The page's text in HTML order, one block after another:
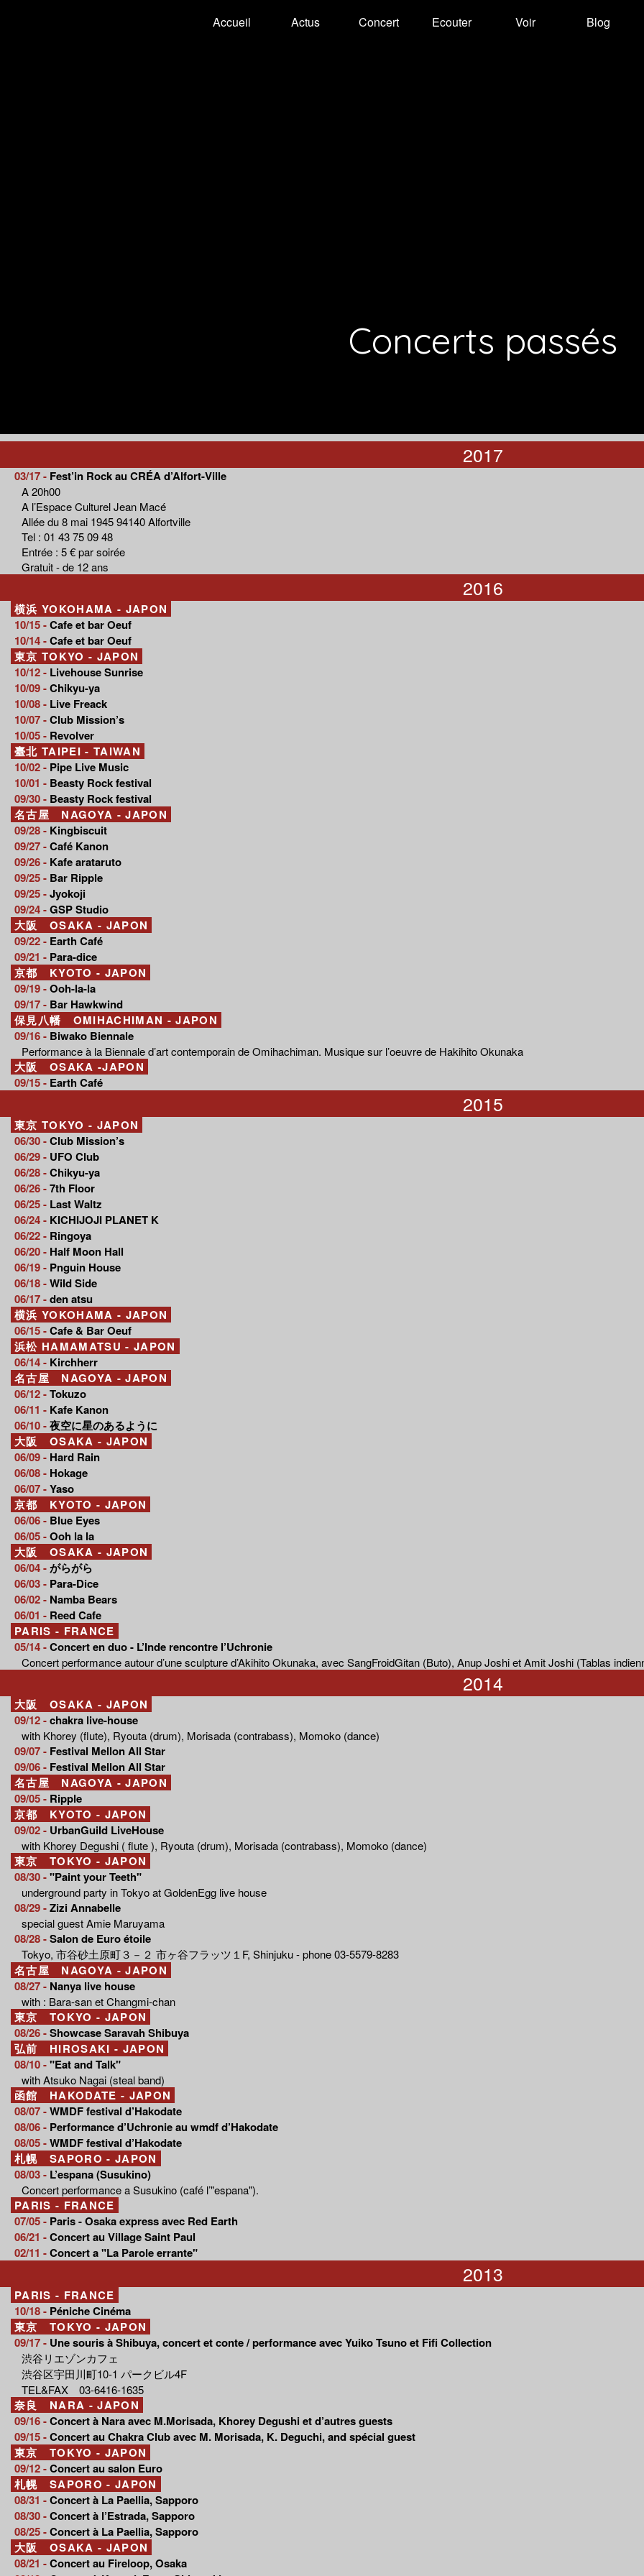
Accueil Actus Concert Ecouter Voir Blog
Concerts passés
2017
03/17 - Fest’in Rock au CRÉA d’Alfort-Ville
A 20h00
A l’Espace Culturel Jean Macé
Allée du 8 mai 1945 94140 Alfortville
Tel : 01 43 75 09 48
Entrée : 5 € par soirée
Gratuit - de 12 ans
2016
横浜 YOKOHAMA - JAPON
10/15 -Cafe et bar Oeuf
10/14 -Cafe et bar Oeuf
東京 TOKYO - JAPON
10/12 - Livehouse Sunrise
10/09 -Chikyu-ya
10/08 - Live Freack
10/07 -Club Mission’s
10/05 - Revolver
臺北 TAIPEI - TAIWAN
10/02 - Pipe Live Music
10/01 - Beasty Rock festival
09/30 - Beasty Rock festival
名古屋 NAGOYA - JAPON
09/28 - Kingbiscuit
09/27 -Café Kanon
09/26 - Kafe arataruto
09/25 - Bar Ripple
09/25 -Jyokoji
09/24 -GSP Studio
大阪 OSAKA - JAPON
09/22 - Earth Café
09/21 - Para-dice
京都 KYOTO - JAPON
09/19 -Ooh-la-la
09/17 - Bar Hawkwind
保見八幡 OMIHACHIMAN - JAPON
09/16 - Biwako Biennale
Performance à la Biennale d’art contemporain de Omihachiman. Musique sur l’oeuvre de Hakihito Okunaka
大阪 OSAKA -JAPON
09/15 - Earth Café
2015
東京 TOKYO - JAPON
06/30 -Club Mission’s
06/29 - UFO Club
06/28 -Chikyu-ya
06/26 -7th Floor
06/25 - Last Waltz
06/24 - KICHIJOJI PLANET K
06/22 - Ringoya
06/20 - Half Moon Hall
06/19 - Pnguin House
06/18 -Wild Side
06/17 -den atsu
横浜 YOKOHAMA - JAPON
06/15 -Cafe & Bar Oeuf
浜松 HAMAMATSU - JAPON
06/14 - Kirchherr
名古屋 NAGOYA - JAPON
06/12 -Tokuzo
06/11 - Kafe Kanon
06/10 -夜空に星のあるように
大阪 OSAKA - JAPON
06/09 - Hard Rain
06/08 - Hokage
06/07 -Yaso
京都 KYOTO - JAPON
06/06 - Blue Eyes
06/05 -Ooh la la
大阪 OSAKA - JAPON
06/04 -がらがら
06/03 - Para-Dice
06/02 - Namba Bears
06/01 - Reed Cafe
PARIS - FRANCE
05/14 -Concert en duo - L’Inde rencontre l’Uchronie
Concert performance autour d’une sculpture d’Akihito Okunaka, avec SangFroidGitan (Buto), Anup Joshi et Amit Joshi (Tablas
2014
大阪 OSAKA - JAPON
09/12 -chakra live-house
with Khorey (flute), Ryouta (drum), Morisada (contrabass), Momoko (dance)
09/07 - Festival Mellon All Star
09/06 - Festival Mellon All Star
名古屋 NAGOYA - JAPON
09/05 - Ripple
京都 KYOTO - JAPON
09/02 - UrbanGuild LiveHouse
with Khorey Degushi ( flute ), Ryouta (drum), Morisada (contrabass), Momoko (dance)
東京 TOKYO - JAPON
08/30 -"Paint your Teeth"
underground party in Tokyo at GoldenEgg live house
08/29 -Zizi Annabelle
special guest Amie Maruyama
08/28 -Salon de Euro étoile
Tokyo, 市谷砂土原町３－２ 市ヶ谷フラッツ１F, Shinjuku - phone 03-5579-8283
名古屋 NAGOYA - JAPON
08/27 - Nanya live house
with : Bara-san et Changmi-chan
東京 TOKYO - JAPON
08/26 -Showcase Saravah Shibuya
弘前 HIROSAKI - JAPON
08/10 -"Eat and Talk"
with Atsuko Nagai (steal band)
函館 HAKODATE - JAPON
08/07 -WMDF festival d’Hakodate
08/06 - Performance d’Uchronie au wmdf d’Hakodate
08/05 -WMDF festival d’Hakodate
札幌 SAPORO - JAPON
08/03 - L’espana (Susukino)
Concert performance a Susukino (café l’"espana").
PARIS - FRANCE
07/05 - Paris - Osaka express avec Red Earth
06/21 -Concert au Village Saint Paul
02/11 -Concert a "La Parole errante"
2013
PARIS - FRANCE
10/18 - Péniche Cinéma
東京 TOKYO - JAPON
09/17 - Une souris à Shibuya, concert et conte / performance avec Yuiko Tsuno et Fifi Collection
渋谷リエゾンカフェ
渋谷区宇田川町10-1 パークビル4F
TEL&FAX 03-6416-1635
奈良 NARA - JAPON
09/16 -Concert à Nara avec M.Morisada, Khorey Degushi et d’autres guests
09/15 -Concert au Chakra Club avec M. Morisada, K. Deguchi, and spécial guest
東京 TOKYO - JAPON
09/12 -Concert au salon Euro
札幌 SAPORO - JAPON
08/31 -Concert à La Paellia, Sapporo
08/30 -Concert à l’Estrada, Sapporo
08/25 -Concert à La Paellia, Sapporo
大阪 OSAKA - JAPON
08/21 -Concert au Fireloop, Osaka